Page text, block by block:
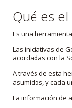
Qué es
Es una
Las iniciativas de
acordadas con la
A través de esta
asumidos, y cada
La información de